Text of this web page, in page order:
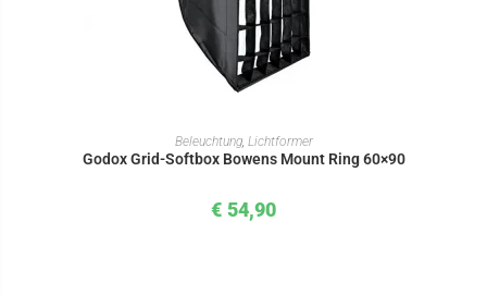
IN DEN WARENKORB
Beleuchtung, Lichtformer
Godox Grid-Softbox Bowens Mount Ring 60×90
€ 54,90